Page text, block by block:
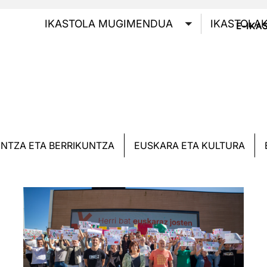
E-
IKASTOLA MUGIMENDUA
Toggle submenu
ETA BERRIKUNTZA EUSKARA ETA KULTURA
Irudia